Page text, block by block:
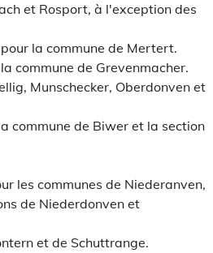
et Rosport, à l'exception des
la commune de Mertert.
commune de Grevenmacher.
Munschecker, Oberdonven et
commune de Biwer et la section
les communes de Niederanven,
de Niederdonven et
et de Schuttrange.